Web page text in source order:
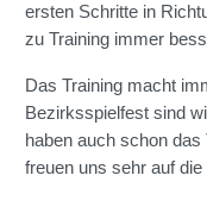
ersten Schritte in
zu Training immer
Das Training macht
Bezirksspielfest sind
haben auch schon
freuen uns sehr auf